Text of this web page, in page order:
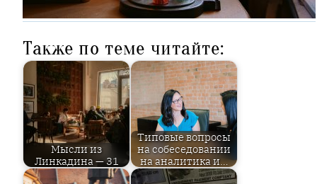
Также по теме читайте:
Мысли из
Линкадина — 31
Типовые вопросы
на собеседовании
на аналитика и…